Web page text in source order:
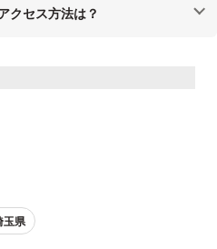
クセス方法は？
玉県